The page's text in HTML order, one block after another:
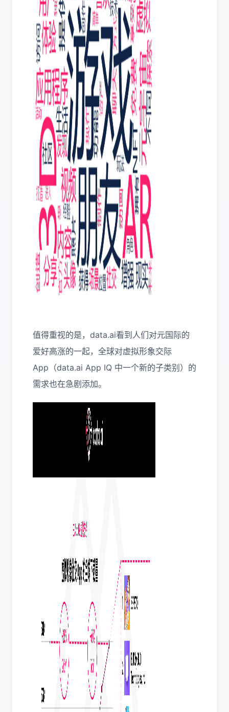
值得重视的是，data.ai看到人们对元国际的
爱好高涨的一起，全球对虚拟形象交际
App（data.ai App IQ 中一个新的子类别）的
需求也在急剧添加。